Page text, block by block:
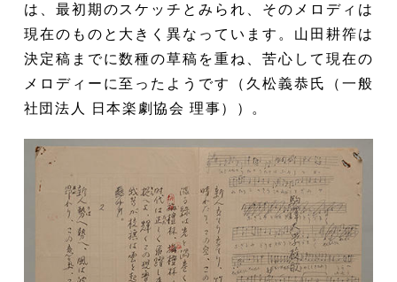
は、最初期のスケッチとみられ、そのメロディは
現在のものと大きく異なっています。山田耕筰は
決定稿までに数種の草稿を重ね、苦心して現在の
メロディーに至ったようです（久松義恭氏（一般
社団法人 日本楽劇協会 理事））。